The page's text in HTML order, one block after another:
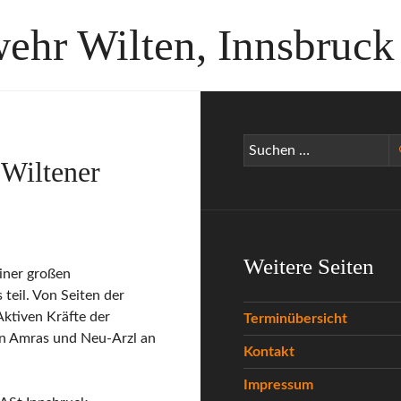
Wilten, Innsbruck
großen
teil. Von Seiten der
Kräfte der
Amras und Neu-Arzl an
Suchen
nach:
Weitere Seiten
Terminübersicht
Kontakt
Impressum